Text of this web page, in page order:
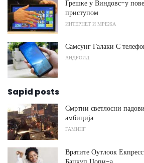
Грешке у Виндовс-у
приступом
ИНТЕРНЕТ И МРЕЖА
Самсунг Галаки С
АНДРОИД
Sapid posts
Смртни светлосни
амбиција
ГАМИНГ
Вратите Оутлоок